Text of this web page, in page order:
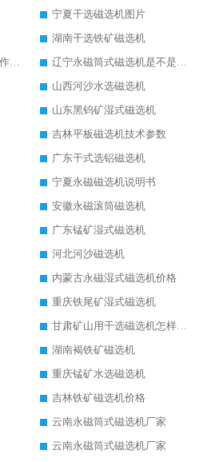
宁夏干选磁选机图片
湖南干选铁矿磁选机
黑龙江永磁筒磁选机的工作原理
辽宁永磁筒式磁选机是不是强磁
山西河沙水选磁选机
山东黑钨矿湿式磁选机
吉林平板磁选机技术参数
广东干式选铝磁选机
宁夏永磁磁选机说明书
安徽永磁滚筒磁选机
广东锰矿湿式磁选机
河北河沙磁选机
内蒙古永磁湿式磁选机价格
重庆铁尾矿湿式磁选机
甘肃矿山用干选磁选机怎样调磁
湖南褐铁矿磁选机
重庆锰矿水选磁选机
吉林铁矿磁选机价格
云南永磁筒式磁选机厂家
云南永磁筒式磁选机厂家